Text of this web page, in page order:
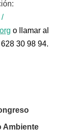
/
o llamar al
30 98 94.
Ambiente